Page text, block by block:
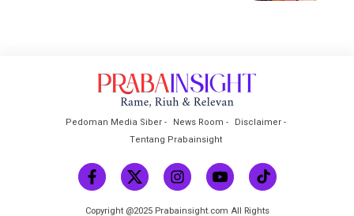
Pedoman Media Siber News Room
Disclaimer
Tentang Prabainsight
Copyright @2025 Prabainsight.com All Rights